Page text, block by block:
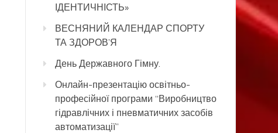
ІДЕНТИЧНІСТЬ»
ВЕСНЯНИЙ КАЛЕНДАР СПОРТУ
ТА ЗДОРОВ’Я
День Державного Гімну.
Онлайн-презентацію освітньо-
професійної програми “Виробництво
гідравлічних і пневматичних засобів
автоматизації”